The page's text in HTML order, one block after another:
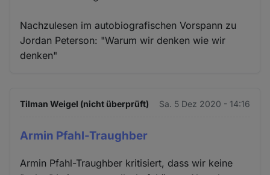
Nachzulesen im autobiografischen Vorspann zu
Jordan Peterson: "Warum wir denken wie wir
denken"
Tilman Weigel (nicht überprüft) Sa. 5 Dez 2020 - 14:16
Armin Pfahl-Traughber
Armin Pfahl-Traughber kritisiert, dass wir keine